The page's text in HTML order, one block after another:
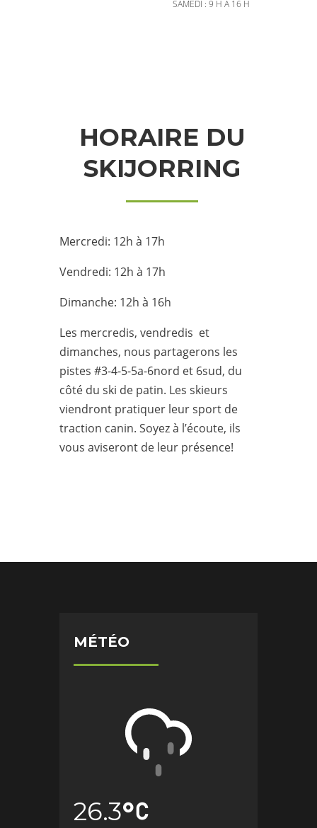
SAMEDI : 9 H À 16 H
HORAIRE DU
SKIJORRING
Mercredi: 12h à 17h
Vendredi: 12h à 17h
Dimanche: 12h à 16h
Les mercredis, vendredis et
dimanches, nous partagerons les
pistes #3-4-5-5a-6nord et 6sud, du
côté du ski de patin. Les skieurs
viendront pratiquer leur sport de
traction canin. Soyez à l’écoute, ils
vous aviseront de leur présence!
MÉTÉO
26.3